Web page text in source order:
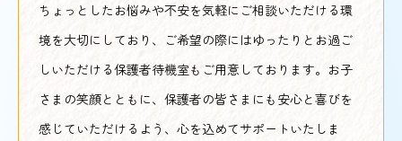
ちょっとしたお悩みや不安を気軽にご相談いただける環
境を大切にしており、ご希望の際にはゆったりとお過ご
しいただける保護者待機室もご用意しております。お子
さまの笑顔とともに、保護者の皆さまにも安心と喜びを
感じていただけるよう、心を込めてサポートいたしま